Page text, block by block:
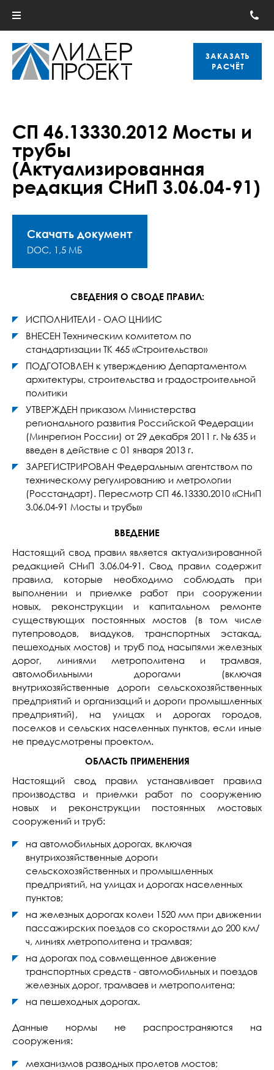
ЗАКАЗАТЬ
РАСЧЁТ
СП 46.13330.2012 Мосты и
трубы
(Актуализированная
редакция СНиП 3.06.04-91)
Скачать документ
DOC, 1,5 МБ
СВЕДЕНИЯ О СВОДЕ ПРАВИЛ:
ИСПОЛНИТЕЛИ - ОАО ЦНИИС
ВНЕСЕН Техническим комитетом по
стандартизации ТК 465 «Строительство»
ПОДГОТОВЛЕН к утверждению Департаментом
архитектуры, строительства и градостроительной
политики
УТВЕРЖДЕН приказом Министерства
регионального развития Российской Федерации
(Минрегион России) от 29 декабря 2011 г. № 635 и
введен в действие с 01 января 2013 г.
ЗАРЕГИСТРИРОВАН Федеральным агентством по
техническому регулированию и метрологии
(Росстандарт). Пересмотр СП 46.13330.2010 «СНиП
3.06.04-91 Мосты и трубы»
ВВЕДЕНИЕ
Настоящий свод правил является актуализированной
редакцией СНиП 3.06.04-91. Свод правил содержит
правила, которые необходимо соблюдать при
выполнении и приемке работ при сооружении
новых, реконструкции и капитальном ремонте
существующих постоянных мостов (в том числе
путепроводов, виадуков, транспортных эстакад,
пешеходных мостов) и труб под насыпями железных
дорог, линиями метрополитена и трамвая,
автомобильными дорогами (включая
внутрихозяйственные дороги сельскохозяйственных
предприятий и организаций и дороги промышленных
предприятий), на улицах и дорогах городов,
поселков и сельских населенных пунктов, если иные
не предусмотрены проектом.
ОБЛАСТЬ ПРИМЕНЕНИЯ
Настоящий свод правил устанавливает правила
производства и приемки работ по сооружению
новых и реконструкции постоянных мостовых
сооружений и труб:
на автомобильных дорогах, включая
внутрихозяйственные дороги
сельскохозяйственных и промышленных
предприятий, на улицах и дорогах населенных
пунктов;
на железных дорогах колеи 1520 мм при движении
пассажирских поездов со скоростями до 200 км/
ч, линиях метрополитена и трамвая;
на дорогах под совмещенное движение
транспортных средств - автомобильных и поездов
железных дорог, трамваев и метрополитена;
на пешеходных дорогах.
Данные нормы не распространяются на
сооружения:
механизмов разводных пролетов мостов;